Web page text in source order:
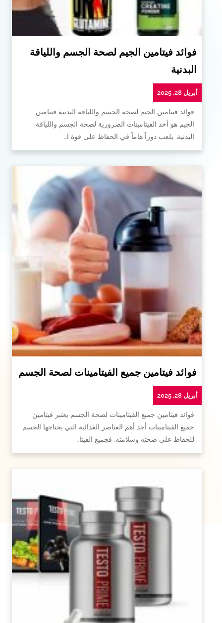
فوائد فيتامين الجيم لصحة الجسم واللياقة
البدنية
أبريل 28, 2025
فوائد فيتامين الجيم لصحة الجسم واللياقة البدنية فيتامين
الجيم هو أحد الفيتامينات الضرورية لصحة الجسم واللياقة
البدنية. يلعب دوراً هاماً في الحفاظ على قوة ا…
فوائد فيتامين جميع الفيتامينات لصحة الجسم
أبريل 28, 2025
فوائد فيتامين جميع الفيتامينات لصحة الجسم يعتبر فيتامين
جميع الفيتامينات أحد أهم العناصر الغذائية التي يحتاجها الجسم
للحفاظ على صحته وسلامته. فجميع الفيتا…